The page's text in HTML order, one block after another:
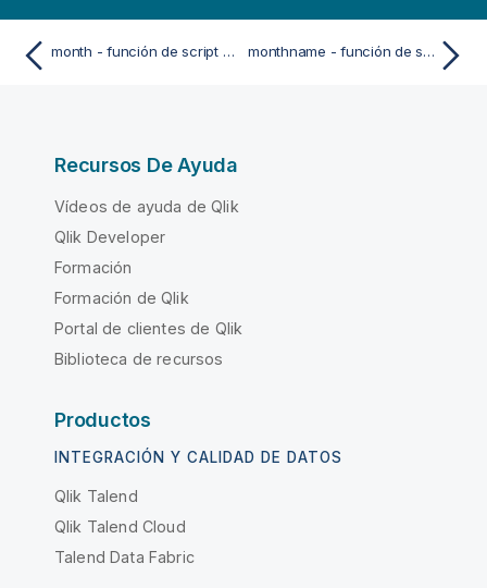
month - función de script y de gráfico monthname - función de script y de gráfico
Recursos De Ayuda
Vídeos de ayuda de Qlik
Qlik Developer
Formación
Formación de Qlik
Portal de clientes de Qlik
Biblioteca de recursos
Productos
INTEGRACIÓN Y CALIDAD DE DATOS
Qlik Talend
Qlik Talend Cloud
Talend Data Fabric